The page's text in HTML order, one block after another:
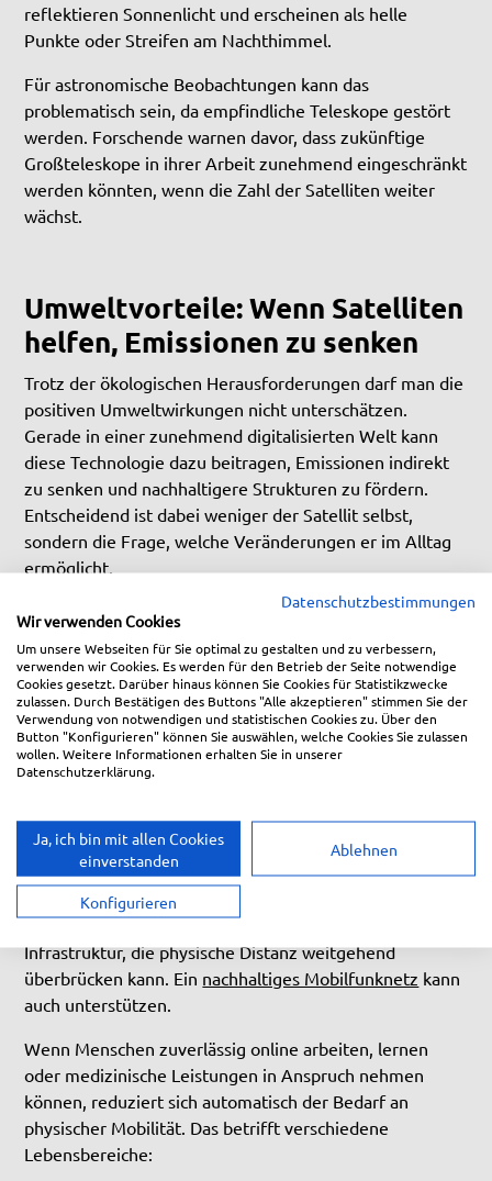
reflektieren Sonnenlicht und erscheinen als helle
Punkte oder Streifen am Nachthimmel.
Für astronomische Beobachtungen kann das
problematisch sein, da empfindliche Teleskope gestört
werden. Forschende warnen davor, dass zukünftige
Großteleskope in ihrer Arbeit zunehmend eingeschränkt
werden könnten, wenn die Zahl der Satelliten weiter
wächst.
Umweltvorteile: Wenn Satelliten
helfen, Emissionen zu senken
Trotz der ökologischen Herausforderungen darf man die
positiven Umweltwirkungen nicht unterschätzen.
Gerade in einer zunehmend digitalisierten Welt kann
diese Technologie dazu beitragen, Emissionen indirekt
zu senken und nachhaltigere Strukturen zu fördern.
Entscheidend ist dabei weniger der Satellit selbst,
sondern die Frage, welche Veränderungen er im Alltag
ermöglicht.
Weniger Mobilität, mehr
Digitalisierung
Ein zentraler Umweltvorteil von Internet mit Satellit
liegt in seiner Fähigkeit, digitale Teilhabe unabhängig
vom Standort zu ermöglichen. In vielen Regionen der
industrialisierter Länder – ist eine stabile
Internetverbindung nach wie vor keine
Selbstverständlichkeit.
Genau hier setzt Satelliteninternet an und schafft eine
Infrastruktur, die physische Distanz weitgehend
überbrücken kann. Ein nachhaltiges Mobilfunknetz kann
auch unterstützen.
Wenn Menschen zuverlässig online arbeiten, lernen
oder medizinische Leistungen in Anspruch nehmen
können, reduziert sich automatisch der Bedarf an
physischer Mobilität. Das betrifft verschiedene
Lebensbereiche:
Datenschutzbestimmungen
Wir verwenden Cookies
Um unsere Webseiten für Sie optimal zu gestalten und zu verbessern,
verwenden wir Cookies. Es werden für den Betrieb der Seite notwendige
Cookies gesetzt. Darüber hinaus können Sie Cookies für Statistikzwecke
zulassen. Durch Bestätigen des Buttons "Alle akzeptieren" stimmen Sie der
Verwendung von notwendigen und statistischen Cookies zu. Über den
Button "Konfigurieren" können Sie auswählen, welche Cookies Sie zulassen
wollen. Weitere Informationen erhalten Sie in unserer
Datenschutzerklärung.
Ja, ich bin mit allen Cookies
einverstanden
Ablehnen
Konfigurieren